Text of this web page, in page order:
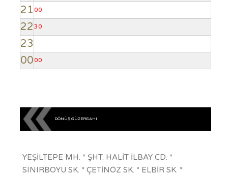
21 00
22 30
23
0000
DÖNÜŞ GÜZERGAHI
YEŞİLTEPE MH. * ŞHT. HALİT İLBAY CD. *
SINIRBOYU SK. * ÇETİNÖZ SK. * ELBİR SK. *